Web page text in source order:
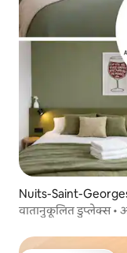
Nuits-Saint-
वातानुकूलित डुप्लेक्स •